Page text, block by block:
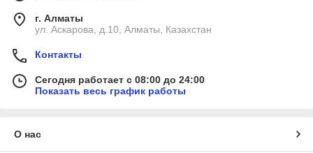
г. Алматы
ул. Аскарова, д.10, Алматы, Казахстан
Контакты
Сегодня работает с 08:00 до 24:00
Показать весь график работы
О нас